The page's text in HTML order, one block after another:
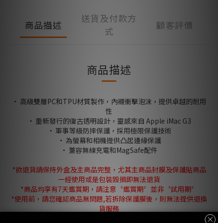
商品描述
送貨及付款方
式
顧客評價
商品描述
· 高級雙層PC和TPU材質製作，內襯衝擊泡沫，提供卓越的耐用
性
· 重新發行的復古透明設計，靈感來自 Apple iMac G3
· 軍事等級防摔保護，採用極限保護技術
· 為螢幕和相機提供凸起邊緣保護
· 兼容無線充電和MagSafe配件
*欲退貨請保持外盒及主商品完整，尤其主商品封膜及保護貼商品
一經使用或是包裝毀損即無法退貨
*商品均享有7天鑑賞期，請注意〝鑑賞期〞並非〝試用期〞
*使用前，請您確認商品無問題,若拆除保護膜後，則無法提供退換
貨服務